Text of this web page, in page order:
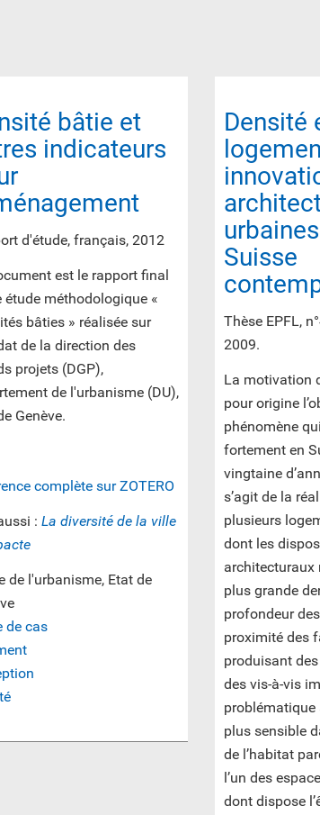
bâtie et
indicateurs
d'étude, français, 2012
est le rapport final
étude méthodologique «
bâties » réalisée sur
de la direction des
projets (DGP),
de l'urbanisme (DU),
Genève.
complète sur ZOTERO
: La diversité de la ville
de l'urbanisme, Etat de
de cas
Densité
Suisse
Thèse EPFL,
2009.
La motivation
pour origine
phénomène
fortement en
vingtaine
s’agit de la
plusieurs
dont les
architecturaux
plus grande
profondeur
proximité des
produisant
des vis-à-vis
problématique
plus sensible
de l’habitat
l’un des
dont dispose